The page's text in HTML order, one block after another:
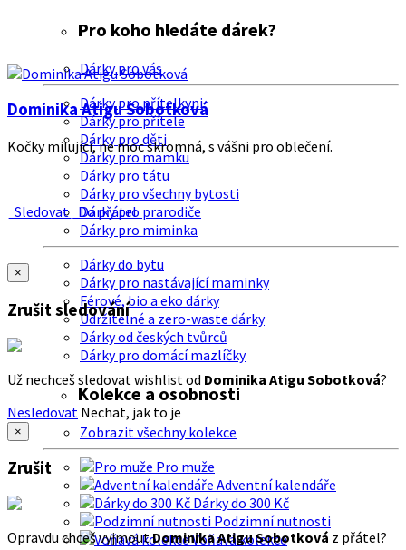
Pro koho hledáte dárek?
Dárky pro vás
Dárky pro přítelkyni
Dárky pro přítele
Dárky pro děti
Dárky pro mamku
Dárky pro tátu
Dárky pro všechny bytosti
Dárky pro prarodiče
Dárky pro miminka
Dárky do bytu
Dárky pro nastávající maminky
Férové, bio a eko dárky
Udržitelné a zero-waste dárky
Dárky od českých tvůrců
Dárky pro domácí mazlíčky
Kolekce a osobnosti
Zobrazit všechny kolekce
Pro muže
Adventní kalendáře
Dárky do 300 Kč
Podzimní nutnosti
Voňavá kolekce
Dominika Atigu Sobotková
Kočky milující, ne moc skromná, s vášni pro oblečení.
Sledovat Do přátel
×
Zrušit sledování
Už nechceš sledovat wishlist od Dominika Atigu Sobotková?
Nesledovat Nechat, jak to je
×
Zrušit
Opravdu chceš vyjmoutDominika Atigu Sobotková z přátel?